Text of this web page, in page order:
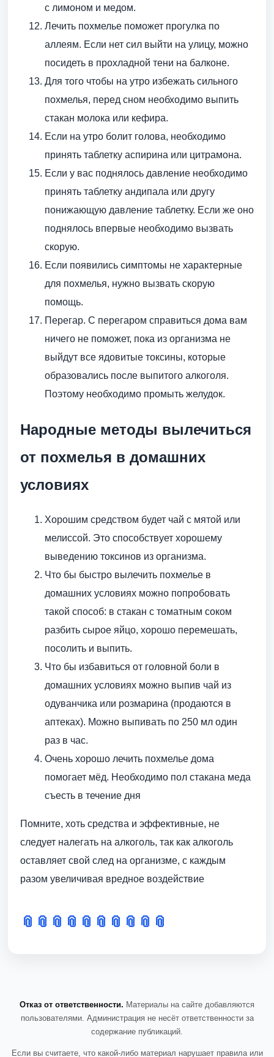
с лимоном и медом.
Лечить похмелье поможет прогулка по
аллеям. Если нет сил выйти на улицу, можно
посидеть в прохладной тени на балконе.
Для того чтобы на утро избежать сильного
похмелья, перед сном необходимо выпить
стакан молока или кефира.
Если на утро болит голова, необходимо
принять таблетку аспирина или цитрамона.
Если у вас поднялось давление необходимо
принять таблетку андипала или другу
понижающую давление таблетку. Если же оно
поднялось впервые необходимо вызвать
скорую.
Если появились симптомы не характерные
для похмелья, нужно вызвать скорую
помощь.
Перегар. С перегаром справиться дома вам
ничего не поможет, пока из организма не
выйдут все ядовитые токсины, которые
образовались после выпитого алкоголя.
Поэтому необходимо промыть желудок.
Народные методы вылечиться
от похмелья в домашних
условиях
Хорошим средством будет чай с мятой или
мелиссой. Это способствует хорошему
выведению токсинов из организма.
Что бы быстро вылечить похмелье в
домашних условиях можно попробовать
такой способ: в стакан с томатным соком
разбить сырое яйцо, хорошо перемешать,
посолить и выпить.
Что бы избавиться от головной боли в
домашних условиях можно выпив чай из
одуванчика или розмарина (продаются в
аптеках). Можно выпивать по 250 мл один
раз в час.
Очень хорошо лечить похмелье дома
помогает мёд. Необходимо пол стакана меда
съесть в течение дня
Помните, хоть средства и эффективные, не
следует налегать на алкоголь, так как алкоголь
оставляет свой след на организме, с каждым
разом увеличивая вредное воздействие
📎 📎 📎 📎 📎 📎 📎 📎 📎 📎
Отказ от ответственности. Материалы на сайте добавляются
пользователями. Администрация не несёт ответственности за
содержание публикаций.
Если вы считаете, что какой-либо материал нарушает правила или